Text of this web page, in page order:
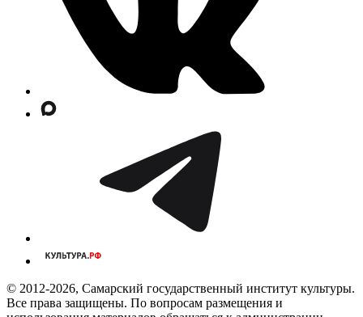
© 2012-2026, Самарский государственный институт культуры.
Все права защищены. По вопросам размещения и